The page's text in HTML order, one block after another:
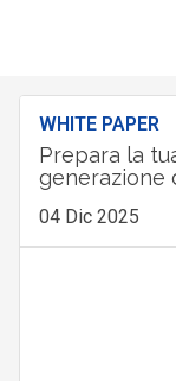
WHITE PAPER
Prepara la
generazione
04 Dic 2025